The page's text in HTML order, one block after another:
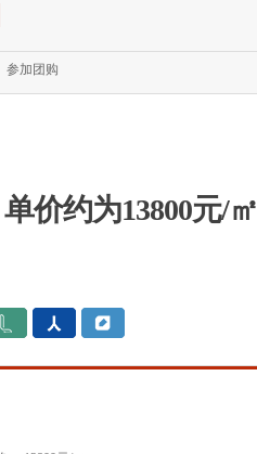
参加团购
价约为13800元/㎡